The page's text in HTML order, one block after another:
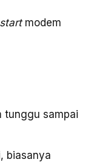
modem
tunggu sampai
biasanya